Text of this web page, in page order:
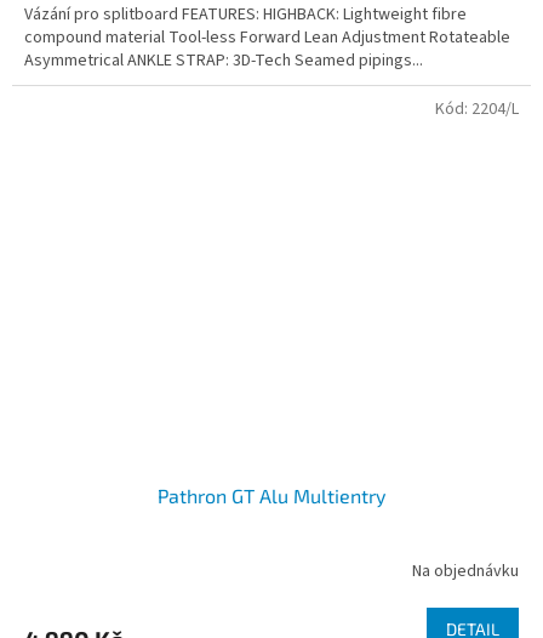
Vázání pro splitboard FEATURES: HIGHBACK: Lightweight fibre
compound material Tool-less Forward Lean Adjustment Rotateable
Asymmetrical ANKLE STRAP: 3D-Tech Seamed pipings...
Pathron GT Alu Multientry
Na objednávku
DETAIL
Kód: 2204/L